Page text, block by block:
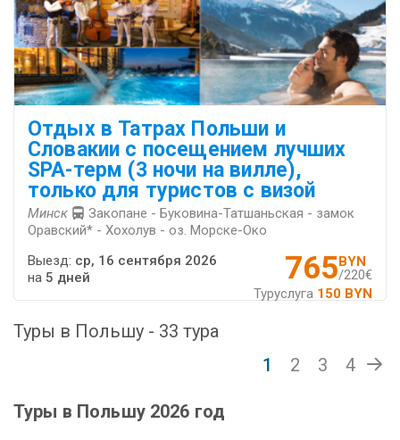
Отдых в Татрах Польши и
Словакии с посещением лучших
SPA-терм (3 ночи на вилле),
только для туристов с визой
Минск
Закопане - Буковина-Татшаньская - замок
Оравский* - Хохолув - оз. Морске-Око
765BYN
/220€
Туруслуга 150 BYN
Выезд: ср, 16 сентября 2026
на 5 дней
Туры в Польшу - 33 тура
1
2 3 4
Туры в Польшу 2026 год